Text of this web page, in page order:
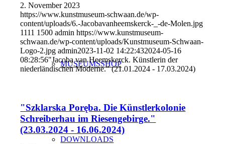
MUSEUMSSHOP
DOWNLOADS
2. November 2023
https://www.kunstmuseum-schwaan.de/wp-
content/uploads/6.-Jacobavanheemskerck-_-de-Molen.jpg
1111 1500 admin https://www.kunstmuseum-
schwaan.de/wp-content/uploads/Kunstmuseum-Schwaan-
Logo-2.jpg admin2023-11-02 14:22:432024-05-16
08:28:56"Jacoba van Heemskerck. Künstlerin der
niederländischen Moderne." (21.01.2024 - 17.03.2024)
"Szklarska Poręba. Die Künstlerkolonie
Schreiberhau im Riesengebirge."
(23.03.2024 - 16.06.2024)